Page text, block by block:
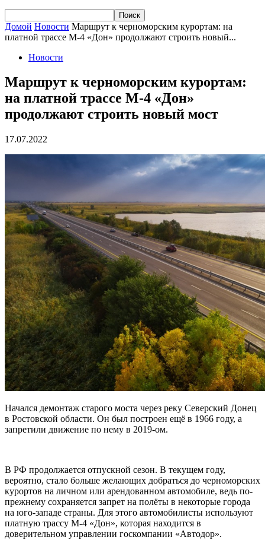
Домой Новости Маршрут к черноморским курортам: на
платной трассе М-4 «Дон» продолжают строить новый...
Новости
Маршрут к черноморским курортам:
на платной трассе М-4 «Дон»
продолжают строить новый мост
17.07.2022
Начался демонтаж старого моста через реку Северский Донец
в Ростовской области. Он был построен ещё в 1966 году, а
запретили движение по нему в 2019-ом.
В РФ продолжается отпускной сезон. В текущем году,
вероятно, стало больше желающих добраться до черноморских
курортов на личном или арендованном автомобиле, ведь по-
прежнему сохраняется запрет на полёты в некоторые города
на юго-западе страны. Для этого автомобилисты используют
платную трассу М-4 «Дон», которая находится в
доверительном управлении госкомпании «Автодор».